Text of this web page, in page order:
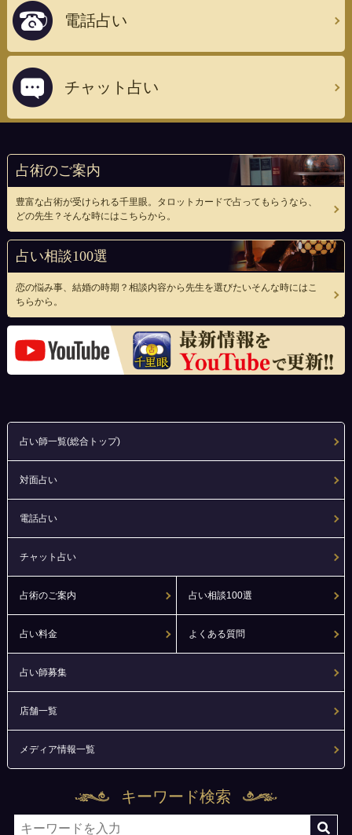
電話占い
チャット占い
占術のご案内
豊富な占術が受けられる千里眼。タロットカードで占ってもらうなら、
どの先生？そんな時にはこちらから。
占い相談100選
恋の悩み事、結婚の時期？相談内容から先生を選びたいそんな時にはこ
ちらから。
占い師一覧(総合トップ)
対面占い
電話占い
チャット占い
占術のご案内 占い相談100選
占い料金 よくある質問
占い師募集
店舗一覧
メディア情報一覧
キーワード検索